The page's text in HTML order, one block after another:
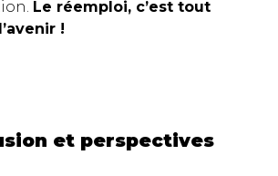
Le réemploi, c’est tout
!
et perspectives